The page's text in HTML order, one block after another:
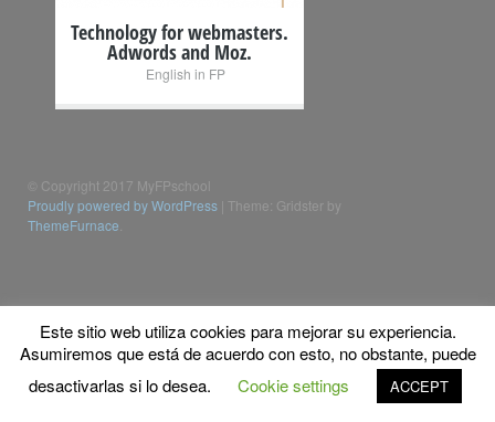
Technology for webmasters.
Adwords and Moz.
English in FP
© Copyright 2017 MyFPschool
Proudly powered by WordPress Theme: Gridster by
ThemeFurnace
Este sitio web utiliza cookies para mejorar su experiencia.
Asumiremos que está de acuerdo con esto, no obstante, puede
desactivarlas si lo desea.
Cookie settings ACCEPT